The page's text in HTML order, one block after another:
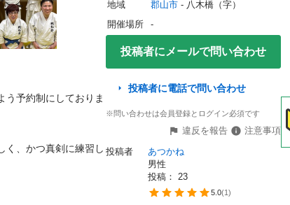
う予約制にしておりま
く、かつ真剣に練習し
地域 郡山市 - 八木橋（字）
開催場所
-
投稿者にメールで問い合わせ
投稿者に電話で問い合わせ
※問い合わせは会員登録とログイン必須です
違反を報告
注意事項
投稿者
あつかね
男性
投稿： 23
5.0(1)